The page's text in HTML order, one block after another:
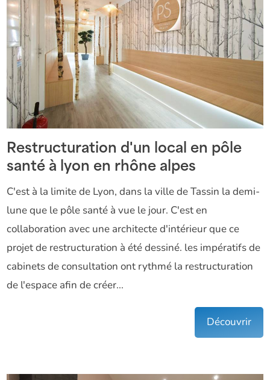
Restructuration d'un local en pôle
santé à lyon en rhône alpes
C'est à la limite de Lyon, dans la ville de Tassin la demi-
lune que le pôle santé à vue le jour. C'est en
collaboration avec une architecte d'intérieur que ce
projet de restructuration à été dessiné. les impératifs de
cabinets de consultation ont rythmé la restructuration
de l'espace afin de créer...
Découvrir